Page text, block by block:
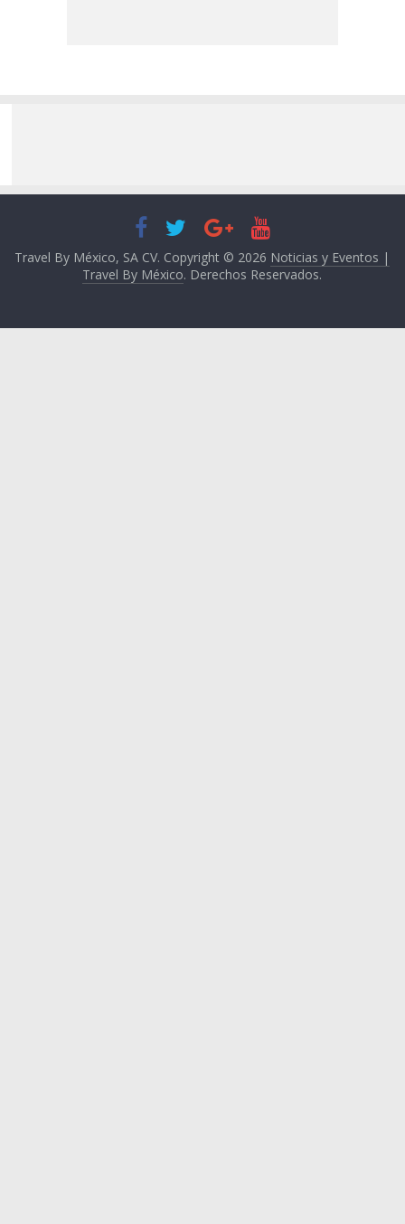
Travel By México, SA CV. Copyright © 2026 Noticias y Eventos |
Travel By México. Derechos Reservados.